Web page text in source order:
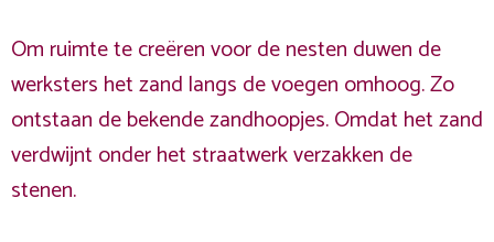
Om ruimte te creëren voor de nesten duwen de
werksters het zand langs de voegen omhoog. Zo
ontstaan de bekende zandhoopjes. Omdat het zand
verdwijnt onder het straatwerk verzakken de
stenen.